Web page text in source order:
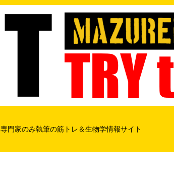
専門家のみ執筆の筋トレ＆生物学情報サイト